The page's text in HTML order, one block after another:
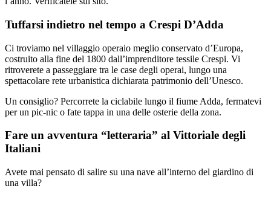
Tuffarsi indietro nel tempo a Crespi D’Adda
Ci troviamo nel villaggio operaio meglio conservato d’Europa,
costruito alla fine del 1800 dall’imprenditore tessile Crespi. Vi
ritroverete a passeggiare tra le case degli operai, lungo una
spettacolare rete urbanistica dichiarata patrimonio dell’Unesco.
Un consiglio? Percorrete la ciclabile lungo il fiume Adda, fermatevi
per un pic-nic o fate tappa in una delle osterie della zona.
Fare un avventura “letteraria” al Vittoriale degli
Italiani
Avete mai pensato di salire su una nave all’interno del giardino di
una villa?